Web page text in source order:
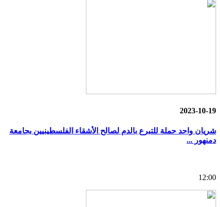
2023-10-19
شريان واحد حملة للتبرع بالدم لصالح الأشقاء الفلسطينيين بجامعة
دمنهور ...
12:00